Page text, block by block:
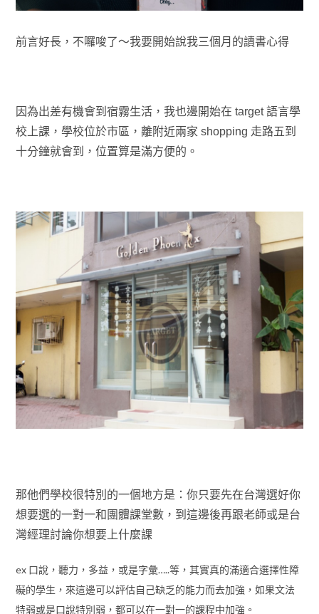
前言好長，不囉唆了～我要開始說我三個月的讀書心得
因為出差有機會到宿霧生活，我也邊開始在 target 語言學
校上課，學校位於市區，離附近兩家 shopping 走路五到
十分鐘就會到，位置算是滿方便的。
那他們學校很特別的一個地方是：你只要先在台灣選好你
想要選的一對一和團體課堂數，到這邊後再跟老師或是台
灣經理討論你想要上什麼課
ex 口說，聽力，多益，或是字彙…..等，其實真的滿適合選擇性障
礙的學生，來這邊可以評估自己缺乏的能力而去加強，如果文法
特弱或是口說特別弱，都可以在一對一的課程中加強。